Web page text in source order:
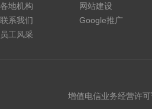
各地机构
联系我们
员工风采
网站建设
Google推广
增值电信业务经营许